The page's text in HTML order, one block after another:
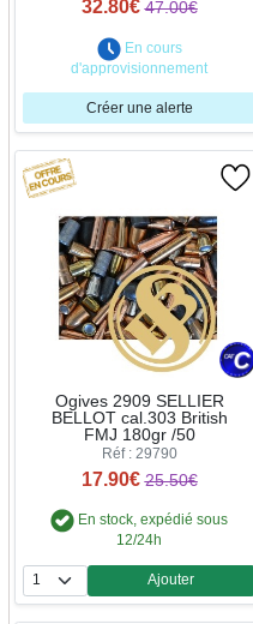
32.80€ 47.00€
En cours
d'approvisionnement
Créer une alerte
Ogives 2909 SELLIER
BELLOT cal.303 British
FMJ 180gr /50
Réf : 29790
17.90€ 25.50€
En stock, expédié sous
12/24h
Quantité
Ajouter